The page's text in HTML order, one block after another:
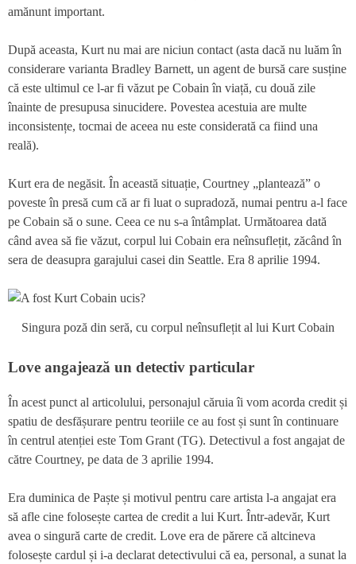
amănunt important.
După aceasta, Kurt nu mai are niciun contact (asta dacă nu luăm în
considerare varianta Bradley Barnett, un agent de bursă care susține
că este ultimul ce l-ar fi văzut pe Cobain în viață, cu două zile
înainte de presupusa sinucidere. Povestea acestuia are multe
inconsistențe, tocmai de aceea nu este considerată ca fiind una
reală).
Kurt era de negăsit. În această situație, Courtney „plantează” o
poveste în presă cum că ar fi luat o supradoză, numai pentru a-l face
pe Cobain să o sune. Ceea ce nu s-a întâmplat. Următoarea dată
când avea să fie văzut, corpul lui Cobain era neînsuflețit, zăcând în
sera de deasupra garajului casei din Seattle. Era 8 aprilie 1994.
Singura poză din seră, cu corpul neînsuflețit al lui Kurt Cobain
Love angajează un detectiv particular
În acest punct al articolului, personajul căruia îi vom acorda credit și
spatiu de desfășurare pentru teoriile ce au fost și sunt în continuare
în centrul atenției este Tom Grant (TG). Detectivul a fost angajat de
către Courtney, pe data de 3 aprilie 1994.
Era duminica de Paște și motivul pentru care artista l-a angajat era
să afle cine folosește cartea de credit a lui Kurt. Într-adevăr, Kurt
avea o singură carte de credit. Love era de părere că altcineva
folosește cardul și i-a declarat detectivului că ea, personal, a sunat la